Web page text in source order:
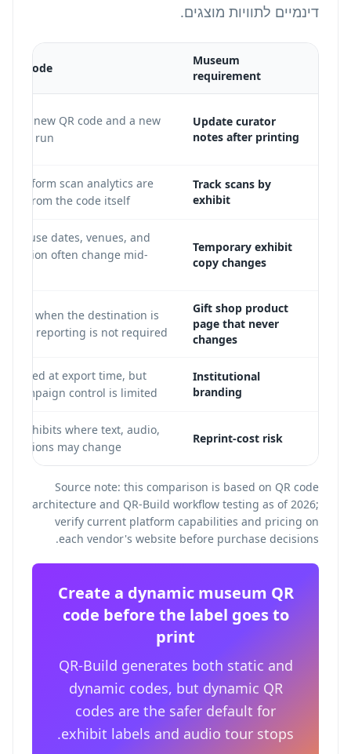
דינמיים לתוויות מוצגים.
Museum
requirement
QR code
Update curator
notes after printing
a new QR code and a new
print run.
Track scans by
exhibit
platform scan analytics are
from the code itself.
Temporary exhibit
copy changes
because dates, venues, and
often change mid-
Gift shop product
page that never
changes
when the destination is
and reporting is not required.
Institutional
branding
styled at export time, but
campaign control is limited.
Reprint-cost risk
exhibits where text, audio,
may change.
Source note: this comparison is based on QR code
architecture and QR-Build workflow testing as of 2026;
verify current platform capabilities and pricing on
each vendor's website before purchase decisions.
Create a dynamic museum QR
code before the label goes to
print
QR-Build generates both static and
dynamic codes, but dynamic QR
codes are the safer default for
exhibit labels and audio tour stops.